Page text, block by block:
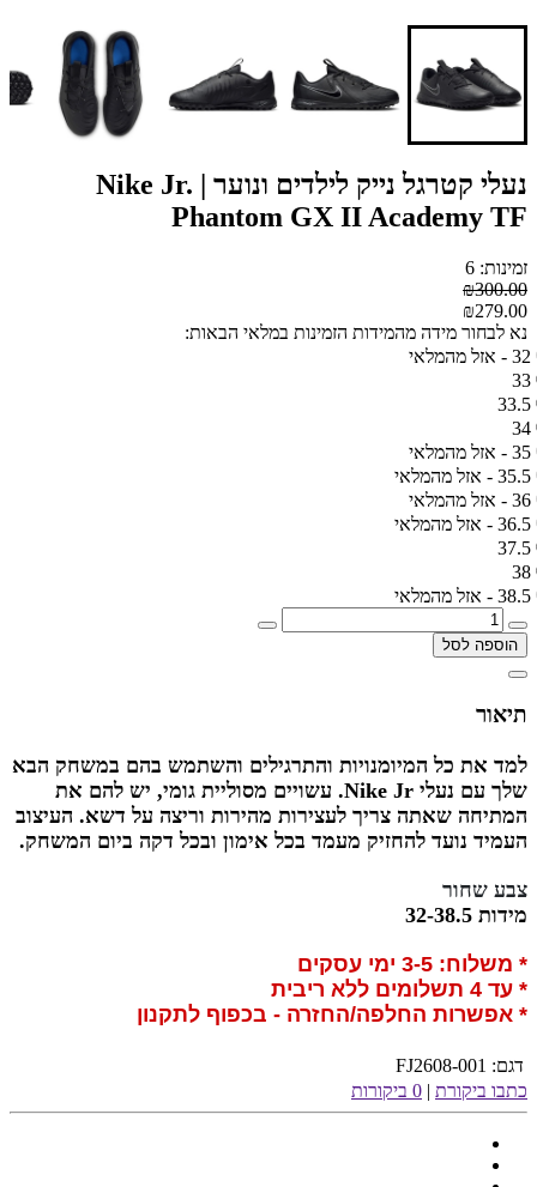
נעלי קטרגל נייק לילדים ונוער | Nike Jr.
Phantom GX II Academy TF
זמינות: 6
₪300.00
₪279.00
נא לבחור מידה מהמידות הזמינות במלאי הבאות:
32 - אזל מהמלאי
33
33.5
34
35 - אזל מהמלאי
35.5 - אזל מהמלאי
36 - אזל מהמלאי
36.5 - אזל מהמלאי
37.5
38
38.5 - אזל מהמלאי
הוספה לסל
תיאור
למד את כל המיומנויות והתרגילים והשתמש בהם במשחק הבא
שלך עם נעלי Nike Jr. עשויים מסוליית גומי, יש להם את
המתיחה שאתה צריך לעצירות מהירות וריצה על דשא. העיצוב
העמיד נועד להחזיק מעמד בכל אימון ובכל דקה ביום המשחק.
צבע שחור
מידות 32-38.5
* משלוח: 3-5 ימי עסקים
* עד 4 תשלומים ללא ריבית
* אפשרות החלפה/החזרה - בכפוף לתקנון
דגם: FJ2608-001
כתבו ביקורת | 0 ביקורות